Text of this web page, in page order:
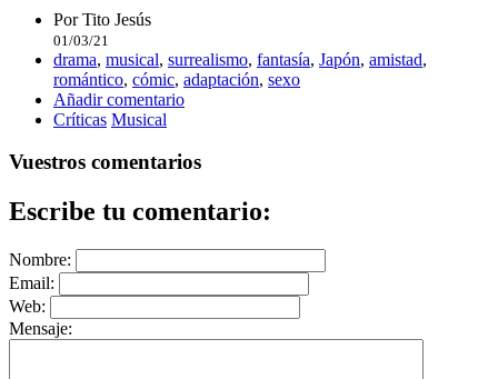
PorTito Jesús
01/03/21
drama, musical, surrealismo, fantasía, Japón, amistad,
romántico, cómic, adaptación, sexo
Añadir comentario
Críticas Musical
Vuestros comentarios
Escribe tu comentario:
Nombre:
Email:
Web:
Mensaje: